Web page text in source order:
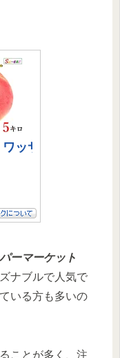
ーマーケット
ナブルで人気で
いる方も多いの
ことが多く、注